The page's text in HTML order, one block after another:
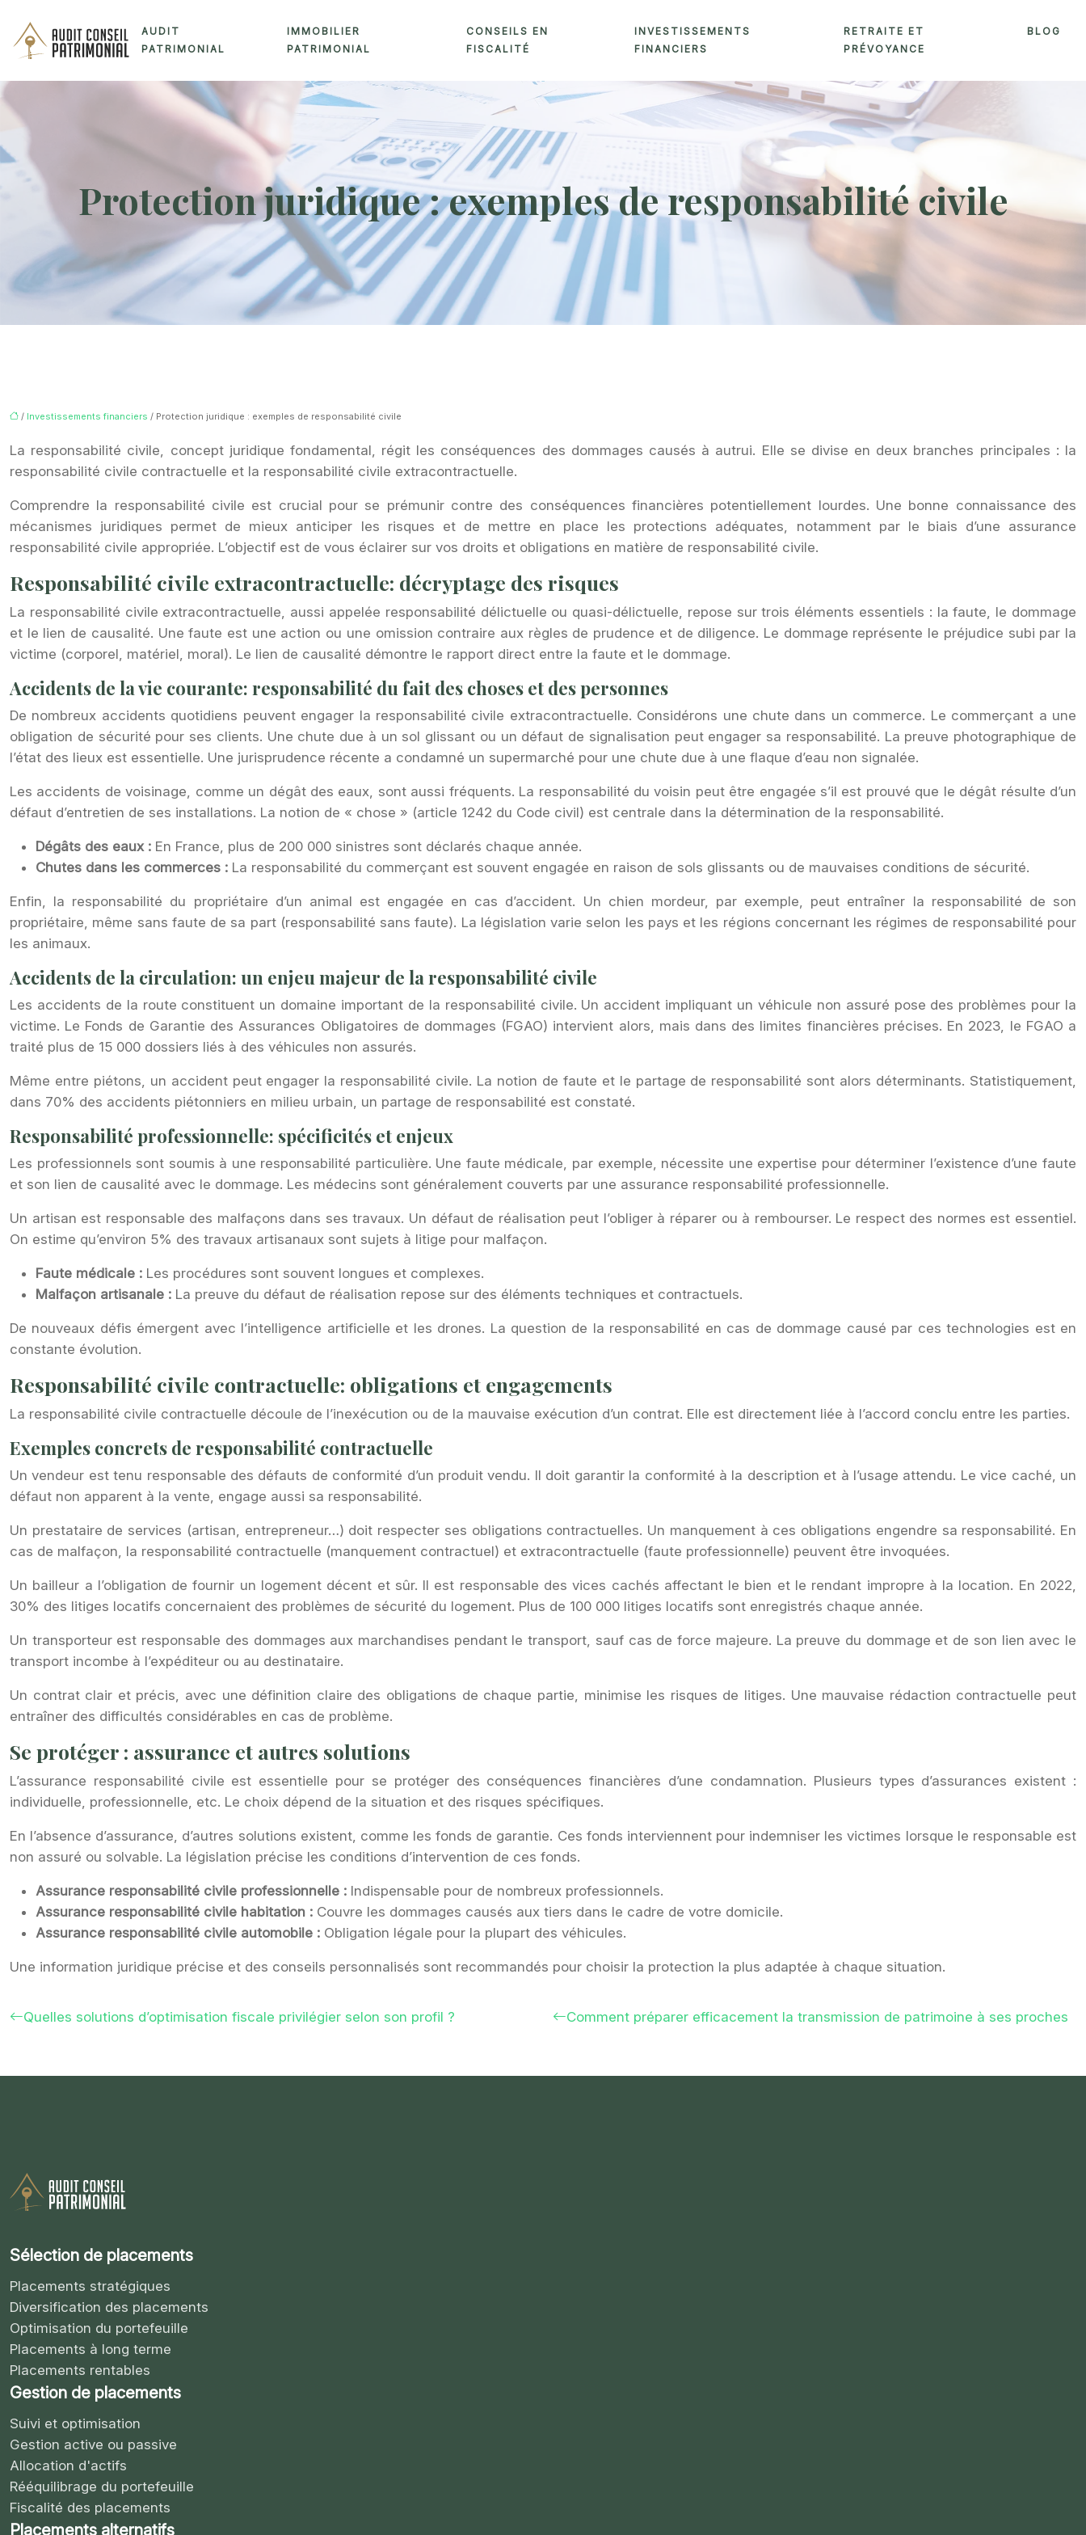
AUDIT
PATRIMONIAL
IMMOBILIER
PATRIMONIAL
CONSEILS EN
FISCALITÉ
INVESTISSEMENTS
FINANCIERS
RETRAITE ET
PRÉVOYANCE
BLOG
Protection juridique : exemples de responsabilité civile
/ Investissements financiers / Protection juridique : exemples de responsabilité civile
La responsabilité civile, concept juridique fondamental, régit les conséquences des dommages causés à autrui. Elle se divise en deux branches principales : la
responsabilité civile contractuelle et la responsabilité civile extracontractuelle.
Comprendre la responsabilité civile est crucial pour se prémunir contre des conséquences financières potentiellement lourdes. Une bonne connaissance des
mécanismes juridiques permet de mieux anticiper les risques et de mettre en place les protections adéquates, notamment par le biais d’une assurance
responsabilité civile appropriée. L’objectif est de vous éclairer sur vos droits et obligations en matière de responsabilité civile.
Responsabilité civile extracontractuelle: décryptage des risques
La responsabilité civile extracontractuelle, aussi appelée responsabilité délictuelle ou quasi-délictuelle, repose sur trois éléments essentiels : la faute, le dommage
et le lien de causalité. Une faute est une action ou une omission contraire aux règles de prudence et de diligence. Le dommage représente le préjudice subi par la
victime (corporel, matériel, moral). Le lien de causalité démontre le rapport direct entre la faute et le dommage.
Accidents de la vie courante: responsabilité du fait des choses et des personnes
De nombreux accidents quotidiens peuvent engager la responsabilité civile extracontractuelle. Considérons une chute dans un commerce. Le commerçant a une
obligation de sécurité pour ses clients. Une chute due à un sol glissant ou un défaut de signalisation peut engager sa responsabilité. La preuve photographique de
l’état des lieux est essentielle. Une jurisprudence récente a condamné un supermarché pour une chute due à une flaque d’eau non signalée.
Les accidents de voisinage, comme un dégât des eaux, sont aussi fréquents. La responsabilité du voisin peut être engagée s’il est prouvé que le dégât résulte d’un
défaut d’entretien de ses installations. La notion de « chose » (article 1242 du Code civil) est centrale dans la détermination de la responsabilité.
Dégâts des eaux : En France, plus de 200 000 sinistres sont déclarés chaque année.
Chutes dans les commerces : La responsabilité du commerçant est souvent engagée en raison de sols glissants ou de mauvaises conditions de sécurité.
Enfin, la responsabilité du propriétaire d’un animal est engagée en cas d’accident. Un chien mordeur, par exemple, peut entraîner la responsabilité de son
propriétaire, même sans faute de sa part (responsabilité sans faute). La législation varie selon les pays et les régions concernant les régimes de responsabilité pour
les animaux.
Accidents de la circulation: un enjeu majeur de la responsabilité civile
Les accidents de la route constituent un domaine important de la responsabilité civile. Un accident impliquant un véhicule non assuré pose des problèmes pour la
victime. Le Fonds de Garantie des Assurances Obligatoires de dommages (FGAO) intervient alors, mais dans des limites financières précises. En 2023, le FGAO a
traité plus de 15 000 dossiers liés à des véhicules non assurés.
Même entre piétons, un accident peut engager la responsabilité civile. La notion de faute et le partage de responsabilité sont alors déterminants. Statistiquement,
dans 70% des accidents piétonniers en milieu urbain, un partage de responsabilité est constaté.
Responsabilité professionnelle: spécificités et enjeux
Les professionnels sont soumis à une responsabilité particulière. Une faute médicale, par exemple, nécessite une expertise pour déterminer l’existence d’une faute
et son lien de causalité avec le dommage. Les médecins sont généralement couverts par une assurance responsabilité professionnelle.
Un artisan est responsable des malfaçons dans ses travaux. Un défaut de réalisation peut l’obliger à réparer ou à rembourser. Le respect des normes est essentiel.
On estime qu’environ 5% des travaux artisanaux sont sujets à litige pour malfaçon.
Faute médicale : Les procédures sont souvent longues et complexes.
Malfaçon artisanale : La preuve du défaut de réalisation repose sur des éléments techniques et contractuels.
De nouveaux défis émergent avec l’intelligence artificielle et les drones. La question de la responsabilité en cas de dommage causé par ces technologies est en
constante évolution.
Responsabilité civile contractuelle: obligations et engagements
La responsabilité civile contractuelle découle de l’inexécution ou de la mauvaise exécution d’un contrat. Elle est directement liée à l’accord conclu entre les parties.
Exemples concrets de responsabilité contractuelle
Un vendeur est tenu responsable des défauts de conformité d’un produit vendu. Il doit garantir la conformité à la description et à l’usage attendu. Le vice caché, un
défaut non apparent à la vente, engage aussi sa responsabilité.
Un prestataire de services (artisan, entrepreneur…) doit respecter ses obligations contractuelles. Un manquement à ces obligations engendre sa responsabilité. En
cas de malfaçon, la responsabilité contractuelle (manquement contractuel) et extracontractuelle (faute professionnelle) peuvent être invoquées.
Un bailleur a l’obligation de fournir un logement décent et sûr. Il est responsable des vices cachés affectant le bien et le rendant impropre à la location. En 2022,
30% des litiges locatifs concernaient des problèmes de sécurité du logement. Plus de 100 000 litiges locatifs sont enregistrés chaque année.
Un transporteur est responsable des dommages aux marchandises pendant le transport, sauf cas de force majeure. La preuve du dommage et de son lien avec le
transport incombe à l’expéditeur ou au destinataire.
Un contrat clair et précis, avec une définition claire des obligations de chaque partie, minimise les risques de litiges. Une mauvaise rédaction contractuelle peut
entraîner des difficultés considérables en cas de problème.
Se protéger : assurance et autres solutions
L’assurance responsabilité civile est essentielle pour se protéger des conséquences financières d’une condamnation. Plusieurs types d’assurances existent :
individuelle, professionnelle, etc. Le choix dépend de la situation et des risques spécifiques.
En l’absence d’assurance, d’autres solutions existent, comme les fonds de garantie. Ces fonds interviennent pour indemniser les victimes lorsque le responsable est
non assuré ou solvable. La législation précise les conditions d’intervention de ces fonds.
Assurance responsabilité civile professionnelle : Indispensable pour de nombreux professionnels.
Assurance responsabilité civile habitation : Couvre les dommages causés aux tiers dans le cadre de votre domicile.
Assurance responsabilité civile automobile : Obligation légale pour la plupart des véhicules.
Une information juridique précise et des conseils personnalisés sont recommandés pour choisir la protection la plus adaptée à chaque situation.
Quelles solutions d’optimisation fiscale privilégier selon son profil ? Comment préparer efficacement la transmission de patrimoine à ses proches
Sélection de placements
Placements stratégiques
Diversification des placements
Optimisation du portefeuille
Placements à long terme
Placements rentables
Gestion de placements
Suivi et optimisation
Gestion active ou passive
Allocation d'actifs
Rééquilibrage du portefeuille
Fiscalité des placements
Placements alternatifs